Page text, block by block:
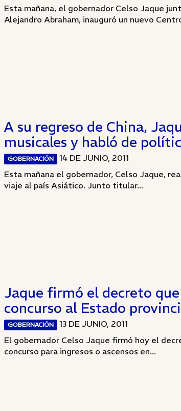
Esta mañana, el gobernador Celso Jaque
Alejandro Abraham, inauguró un nuevo
A su regreso de China,
musicales y habló de
GOBERNACIÓN
14 DE JUNIO, 2011
Esta mañana el gobernador, Celso Jaque,
viaje al país Asiático. Junto titular...
Jaque firmó el decreto
concurso al Estado
GOBERNACIÓN
13 DE JUNIO, 2011
El gobernador Celso Jaque firmó hoy el
concurso para ingresos o ascensos en...